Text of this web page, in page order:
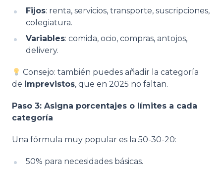
Fijos: renta, servicios, transporte, suscripciones,
colegiatura.
Variables: comida, ocio, compras, antojos,
delivery.
Consejo: también puedes añadir la categoría
de imprevistos, que en 2025 no faltan.
Paso 3: Asigna porcentajes o límites a cada
categoría
Una fórmula muy popular es la 50-30-20:
50% para necesidades básicas.